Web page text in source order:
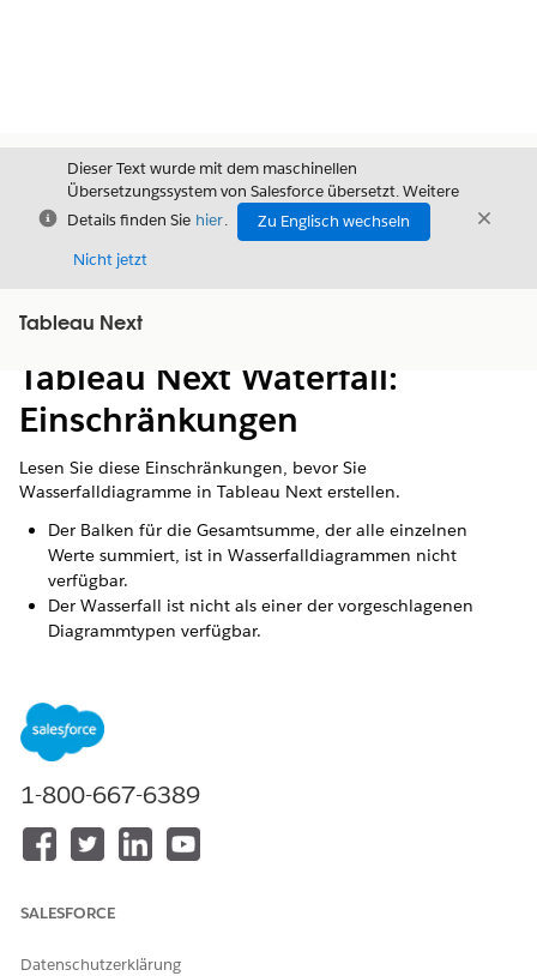
Schließen
Dieser Text wurde mit dem maschinellen
Übersetzungssystem von Salesforce übersetzt. Weitere
Details finden Sie hier.
Zu Englisch wechseln
Nicht jetzt
Tableau NextInhalt anzeigen
Inhalt
Tableau Next Waterfall:
Einschränkungen
Lesen Sie diese Einschränkungen, bevor Sie
Wasserfalldiagramme in Tableau Next erstellen.
Der Balken für die Gesamtsumme, der alle einzelnen
Werte summiert, ist in Wasserfalldiagrammen nicht
verfügbar.
Der Wasserfall ist nicht als einer der vorgeschlagenen
Diagrammtypen verfügbar.
KONNTEN SIE IHR PROBLEM MITHILFE DIESES ARTIKELS
Geben Sie uns Feedback, damit wir uns verbessern können.
1-800-667-6389
SALESFORCE
Datenschutzerklärung